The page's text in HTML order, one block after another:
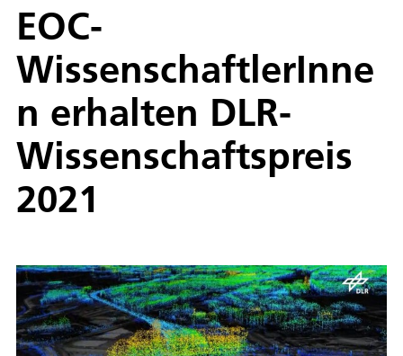
EOC-
WissenschaftlerInne
n erhalten DLR-
Wissenschaftspreis
2021